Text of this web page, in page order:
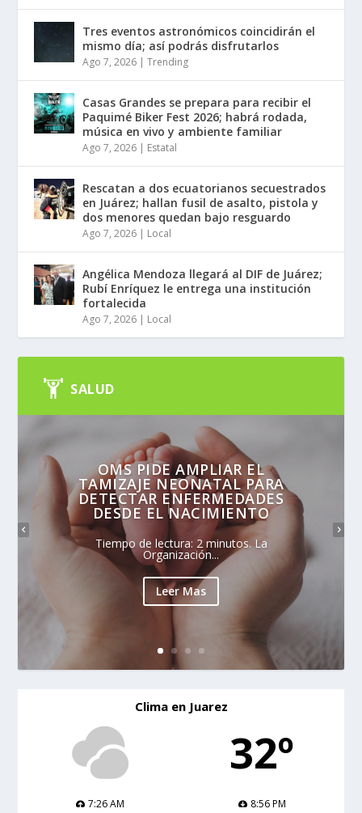
Tres eventos astronómicos coincidirán el
mismo día; así podrás disfrutarlos
Ago 7, 2026 |Trending
Casas Grandes se prepara para recibir el
Paquimé Biker Fest 2026; habrá rodada,
música en vivo y ambiente familiar
Ago 7, 2026 | Estatal
Rescatan a dos ecuatorianos secuestrados
en Juárez; hallan fusil de asalto, pistola y
dos menores quedan bajo resguardo
Ago 7, 2026 | Local
Angélica Mendoza llegará al DIF de Juárez;
Rubí Enríquez le entrega una institución
fortalecida
Ago 7, 2026 | Local
SALUD
OMS PIDE AMPLIAR EL
TAMIZAJE NEONATAL PARA
DETECTAR ENFERMEDADES
DESDE EL NACIMIENTO
Tiempo de lectura: 2 minutos. La
Organización...
Leer Mas
Clima en Juarez
32º
7:26 AM
8:56 PM